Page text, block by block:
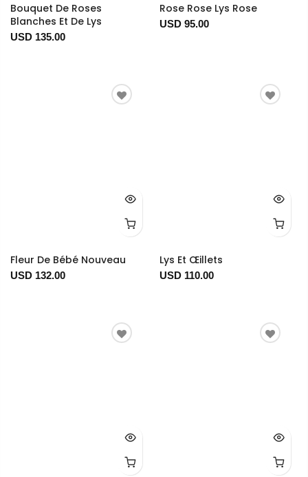
Bouquet De Roses
Blanches Et De Lys
USD 135.00
Rose Rose Lys Rose
USD 95.00
Fleur De Bébé Nouveau
USD 132.00
Lys Et Œillets
USD 110.00